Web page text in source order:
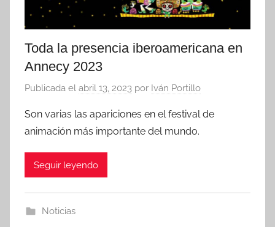
Toda la presencia iberoamericana en
Annecy 2023
Publicada el abril 13, 2023 por Iván Portillo
Son varias las apariciones en el festival de
animación más importante del mundo.
Seguir leyendo
Noticias